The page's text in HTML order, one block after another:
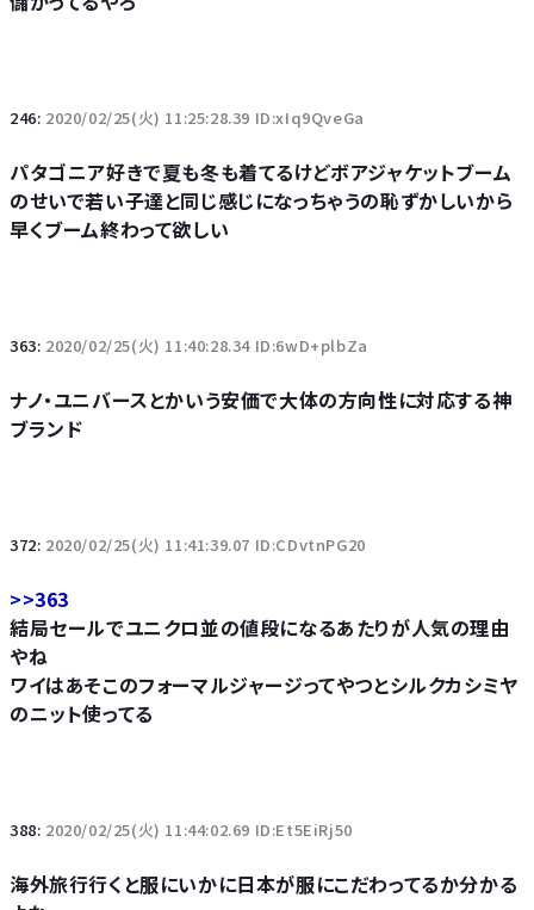
246: 2020/02/25(火) 11:25:28.39 ID:xIq9QveGa
パタゴニア好きで夏も冬も着てるけどボアジャケットブーム
のせいで若い子達と同じ感じになっちゃうの恥ずかしいから
早くブーム終わって欲しい
363: 2020/02/25(火) 11:40:28.34 ID:6wD+plbZa
ナノ・ユニバースとかいう安価で大体の方向性に対応する神
ブランド
372: 2020/02/25(火) 11:41:39.07 ID:CDvtnPG20
>>363
結局セールでユニクロ並の値段になるあたりが人気の理由
やね
ワイはあそこのフォーマルジャージってやつとシルクカシミヤ
のニット使ってる
388: 2020/02/25(火) 11:44:02.69 ID:Et5EiRj50
海外旅行行くと服にいかに日本が服にこだわってるか分かる